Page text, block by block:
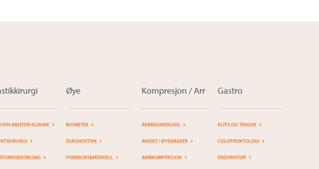
DIN MENTOR KLINIKK
Øye
BIOMETER
DIAGNOSTIKK
FORBRUKSMATERIELL
Kompresjon / Arr
ARRBEHANDLING
ANSIKT / ØYEMASKER
ARMKOMPRESJON
Gastro
KLIPS OG TENGER
COLOPROKTOLOGI
ENDOROTOR